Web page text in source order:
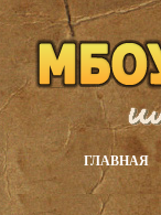
ГЛАВНАЯ